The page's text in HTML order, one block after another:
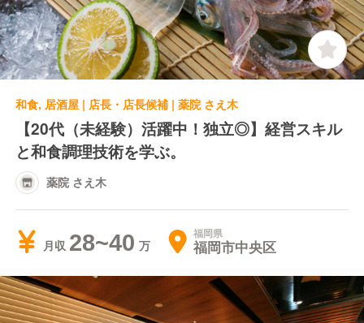
和食, 居酒屋 | 店長・店長候補 | 薬院 さえ木
【20代（未経験）活躍中！独立◎】経営スキル
と和食調理技術を学ぶ。
薬院 さえ木
月収 28~40 福岡県
福岡市中央区